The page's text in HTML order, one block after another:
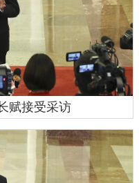
赋接受采访